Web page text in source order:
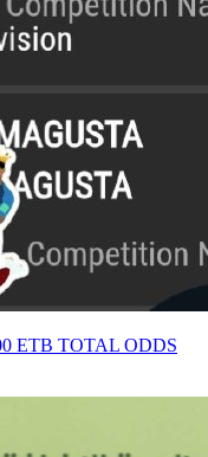
ETB TOTAL ODDS